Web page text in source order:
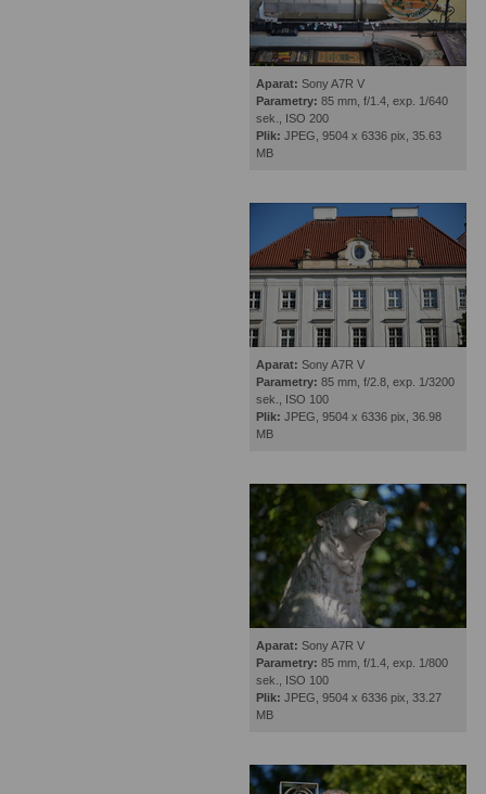
Aparat: Sony A7R V
Parametry: 85 mm, f/1.4, exp. 1/640
sek., ISO 200
Plik: JPEG, 9504 x 6336 pix, 35.63
MB
Aparat: Sony A7R V
Parametry: 85 mm, f/2.8, exp. 1/3200
sek., ISO 100
Plik: JPEG, 9504 x 6336 pix, 36.98
MB
Aparat: Sony A7R V
Parametry: 85 mm, f/1.4, exp. 1/800
sek., ISO 100
Plik: JPEG, 9504 x 6336 pix, 33.27
MB